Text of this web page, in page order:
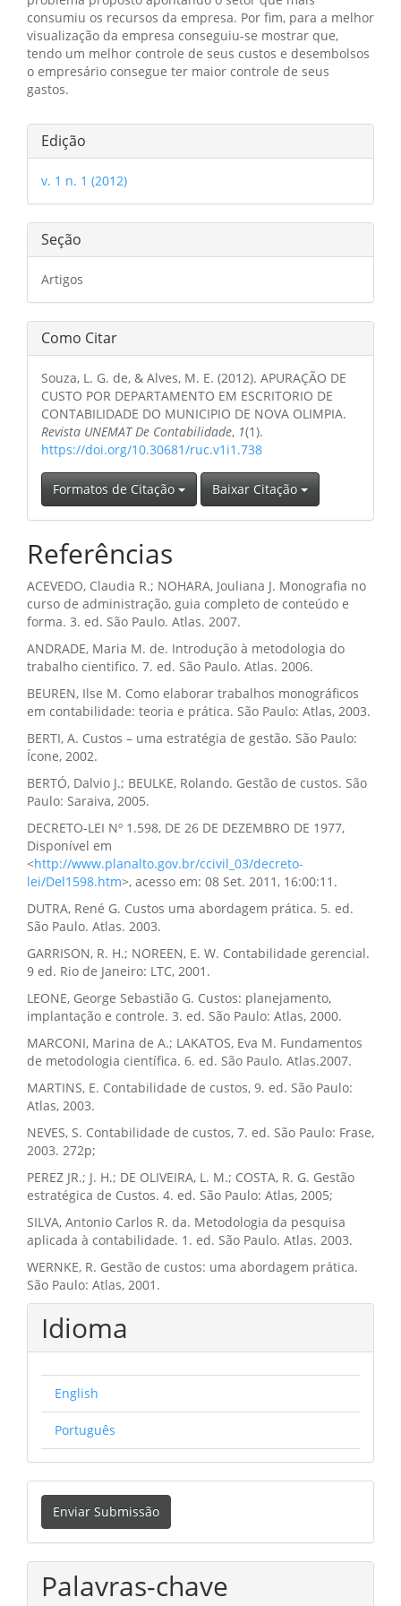
consumiu os recursos da empresa. Por fim, para a melhor
visualização da empresa conseguiu-se mostrar que,
tendo um melhor controle de seus custos e desembolsos
o empresário consegue ter maior controle de seus
gastos.
Detalhes
do
artigo
Edição
v. 1 n. 1 (2012)
Seção
Artigos
Como Citar
Souza, L. G. de, & Alves, M. E. (2012). APURAÇÃO DE
CUSTO POR DEPARTAMENTO EM ESCRITORIO DE
CONTABILIDADE DO MUNICIPIO DE NOVA OLIMPIA.
Revista UNEMAT De Contabilidade, 1(1).
https://doi.org/10.30681/ruc.v1i1.738
Formatos de Citação Baixar Citação
Referências
ACEVEDO, Claudia R.; NOHARA, Jouliana J. Monografia no
curso de administração, guia completo de conteúdo e
forma. 3. ed. São Paulo. Atlas. 2007.
ANDRADE, Maria M. de. Introdução à metodologia do
trabalho cientifico. 7. ed. São Paulo. Atlas. 2006.
BEUREN, Ilse M. Como elaborar trabalhos monográficos
em contabilidade: teoria e prática. São Paulo: Atlas, 2003.
BERTI, A. Custos – uma estratégia de gestão. São Paulo:
Ícone, 2002.
BERTÓ, Dalvio J.; BEULKE, Rolando. Gestão de custos. São
Paulo: Saraiva, 2005.
DECRETO-LEI Nº 1.598, DE 26 DE DEZEMBRO DE 1977,
Disponível em
<http://www.planalto.gov.br/ccivil_03/decreto-
lei/Del1598.htm>, acesso em: 08 Set. 2011, 16:00:11.
DUTRA, René G. Custos uma abordagem prática. 5. ed.
São Paulo. Atlas. 2003.
GARRISON, R. H.; NOREEN, E. W. Contabilidade gerencial.
9 ed. Rio de Janeiro: LTC, 2001.
LEONE, George Sebastião G. Custos: planejamento,
implantação e controle. 3. ed. São Paulo: Atlas, 2000.
MARCONI, Marina de A.; LAKATOS, Eva M. Fundamentos
de metodologia científica. 6. ed. São Paulo. Atlas.2007.
MARTINS, E. Contabilidade de custos, 9. ed. São Paulo:
Atlas, 2003.
NEVES, S. Contabilidade de custos, 7. ed. São Paulo: Frase,
2003. 272p;
PEREZ JR.; J. H.; DE OLIVEIRA, L. M.; COSTA, R. G. Gestão
estratégica de Custos. 4. ed. São Paulo: Atlas, 2005;
SILVA, Antonio Carlos R. da. Metodologia da pesquisa
aplicada à contabilidade. 1. ed. São Paulo. Atlas. 2003.
WERNKE, R. Gestão de custos: uma abordagem prática.
São Paulo: Atlas, 2001.
Idioma
English
Português
Enviar
Submissão
Enviar Submissão
Palavras-chave